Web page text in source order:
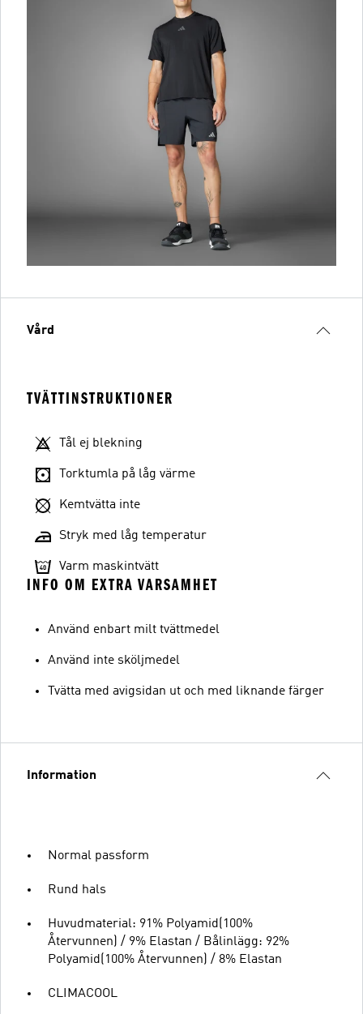
Vård
TVÄTTINSTRUKTIONER
Tål ej blekning
Torktumla på låg värme
Kemtvätta inte
Stryk med låg temperatur
Varm maskintvätt
INFO OM EXTRA VARSAMHET
Använd enbart milt tvättmedel
Använd inte sköljmedel
Tvätta med avigsidan ut och med liknande färger
Information
Normal passform
Rund hals
Huvudmaterial: 91% Polyamid(100%
Återvunnen) / 9% Elastan / Bålinlägg: 92%
Polyamid(100% Återvunnen) / 8% Elastan
CLIMACOOL